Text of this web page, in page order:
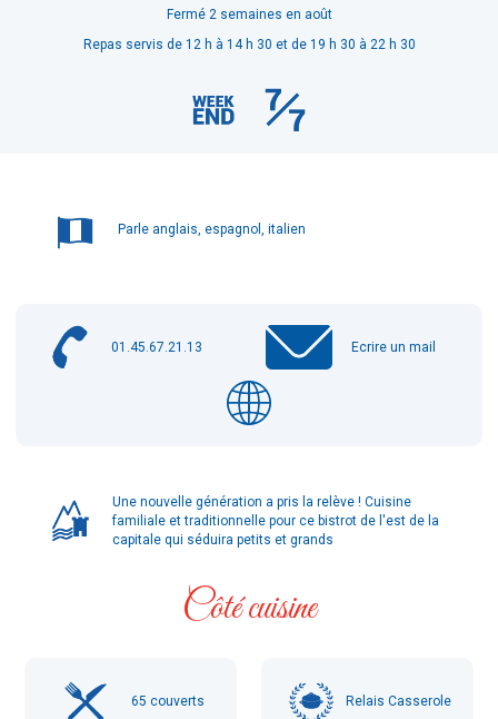
Fermé 2 semaines en août
Repas servis de 12 h à 14 h 30 et de 19 h 30 à 22 h 30
Parle anglais, espagnol, italien
01.45.67.21.13 Ecrire un mail
Une nouvelle génération a pris la relève ! Cuisine
familiale et traditionnelle pour ce bistrot de l'est de la
capitale qui séduira petits et grands
Côté cuisine
65 couverts Relais Casserole